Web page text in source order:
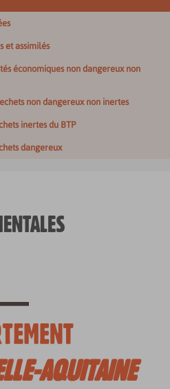
AQUITAINE
et assimilés
économiques non dangereux non
non dangereux non inertes
inertes du BTP
dangereux